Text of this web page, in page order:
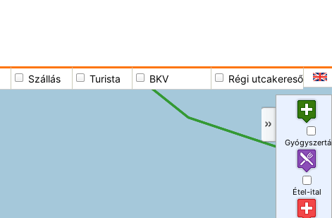
Szállás Turista BKV Régi utcakereső
Étel-ital